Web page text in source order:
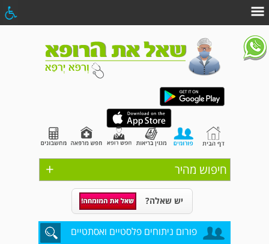
+ חיפוש מהיר
יש שאלה?
פורום ניתוחים פלסטיים ואסתטיים